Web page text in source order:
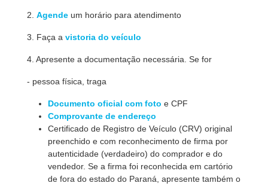
2. Agende um horário para atendimento
3. Faça a vistoria do veículo
4. Apresente a documentação necessária. Se for
- pessoa física, traga
Documento oficial com foto e CPF
Comprovante de endereço
Certificado de Registro de Veículo (CRV) original
preenchido e com reconhecimento de firma por
autenticidade (verdadeiro) do comprador e do
vendedor. Se a firma foi reconhecida em cartório
de fora do estado do Paraná, apresente também o